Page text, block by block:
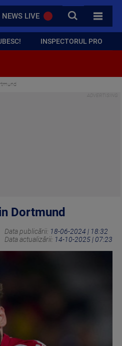
NEWS LIVE CAUTA
TOATE
INSPECTORUL PRO
Dortmund
Data publicării: 18-06-2024 | 18:32
Data actualizării: 14-10-2025 | 07:23